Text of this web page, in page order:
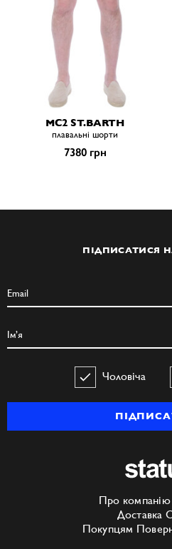
MC2 ST.BARTH
плавальні шорти
7380 грн
ПІДПИСАТИСЯ
Чоловіча
Про компанію
Доставка
Покупцям